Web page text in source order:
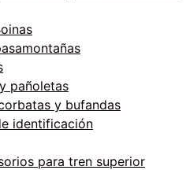
pañoletas
y bufandas
identificación
para tren superior